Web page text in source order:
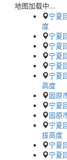
地图加载中...
宁夏
度
宁夏
宁夏
宁夏
宁夏
宁夏
高度
固原
宁夏
固原
宁夏
拔高度
宁夏
宁夏